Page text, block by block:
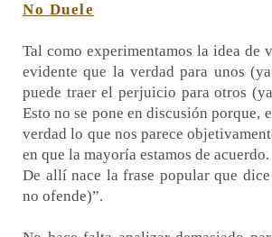
No Duele
Tal como experimentamos la idea de
evidente que la verdad para unos
puede traer el perjuicio para otros
Esto no se pone en discusión porque,
verdad lo que nos parece
en que la mayoría estamos de acuerdo.
De allí nace la frase popular que
no ofende)”.